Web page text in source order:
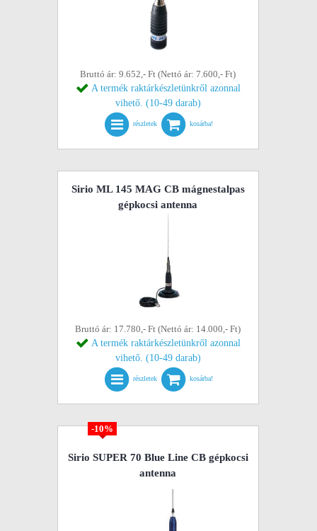
Bruttó ár: 9.652,- Ft (Nettó ár: 7.600,- Ft)
A termék raktárkészletünkről azonnal
vihető. (10-49 darab)
részletek kosárba!
Sirio ML 145 MAG CB mágnestalpas
gépkocsi antenna
Bruttó ár: 17.780,- Ft (Nettó ár: 14.000,- Ft)
A termék raktárkészletünkről azonnal
vihető. (10-49 darab)
részletek kosárba!
-10%
Sirio SUPER 70 Blue Line CB gépkocsi
antenna